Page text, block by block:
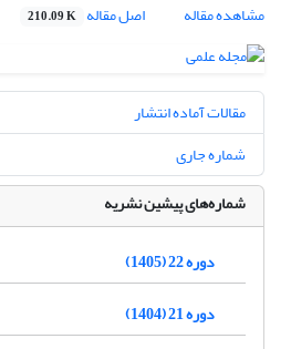
مشاهده مقاله
اصل مقاله 210.09 K
مقالات آماده انتشار
شماره جاری
شماره‌های پیشین نشریه
دوره 22 (1405)
دوره 21 (1404)